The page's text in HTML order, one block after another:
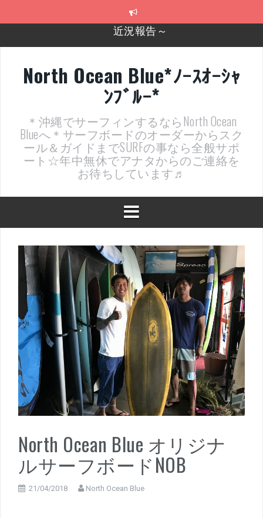
2026年明けました〜
近況報告ww
ヤッチマッターーーー！！！
支部長就任報告と支部予選・検定開催決定！
North Ocean Blue*ﾉｰｽｵｰｼｬ
ﾝﾌﾞﾙｰ*
＊沖縄でサーフィンするならNorth Ocean
Blueへ＊サーフボードのオーダーからスク
ール＆ガイドまでSURFの事なら全般サポ
ート☆年中無休でアナタからのご連絡を
お待ちしています♬
North Ocean Blue オリジナ
ルサーフボードNOB
21/04/2018 North Ocean Blue